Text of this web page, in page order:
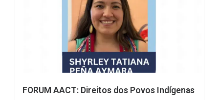
FORUM AACT: Direitos dos Povos Indígenas